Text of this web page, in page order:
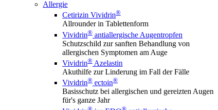
Allergie
Cetirizin Vividrin®
Allrounder in Tablettenform
Vividrin® antiallergische Augentropfen
Schutzschild zur sanften Behandlung von
allergischen Symptomen am Auge
Vividrin® Azelastin
Akuthilfe zur Linderung im Fall der Fälle
Vividrin® ectoin®
Basisschutz bei allergischen und gereizten Augen
für's ganze Jahr
® ®